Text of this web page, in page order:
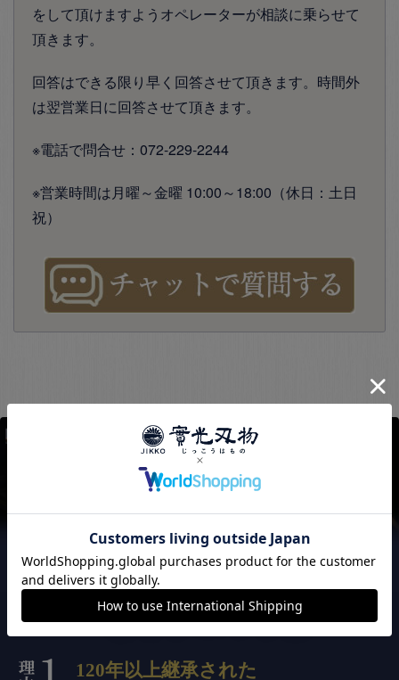
をして頂けますようオペレーターが相談に乗らせて
頂きます。
回答はできる限り早く回答させて頂きます。時間外
は翌営業日に回答させて頂きます。
※電話で問合せ：072-229-2244
※営業時間は月曜～金曜 10:00～18:00（休日：土日
祝）
實光刃物が
選ばれる3つの理由
120年以上継承された